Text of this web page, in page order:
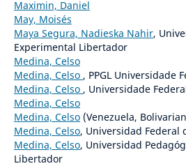
Maximin, Daniel
May, Moisés
Maya Segura, Nadieska Nahir,
Experimental Libertador
Medina, Celso
Medina, Celso , PPGL Universidade
Medina, Celso , Universidade
Medina, Celso
Medina, Celso(Venezuela,
Medina, Celso, Universidad Federal
Medina, Celso, Universidad
Libertador